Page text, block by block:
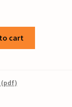
cart
(pdf)